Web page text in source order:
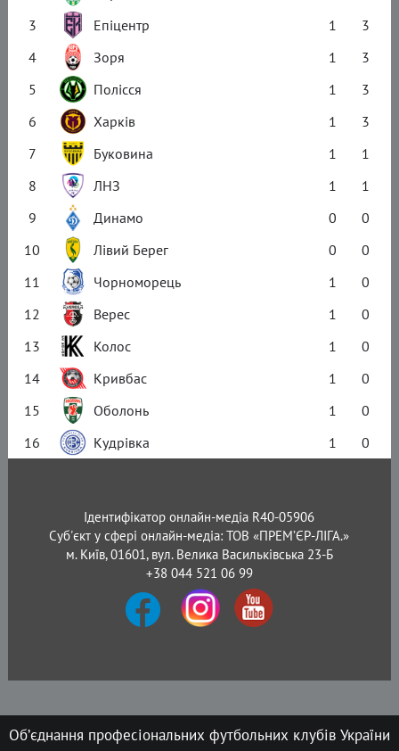
3
Епіцентр 1
3
4
Зоря 1
3
5
Полісся 1
3
6
Харків 1
3
7
Буковина 1
1
8
ЛНЗ 1
1
9
Динамо 0
0
10
Лівий Берег 0
0
11
Чорноморець 1
0
12
Верес 1
0
13
Колос 1
0
14
Кривбас 1
0
15
Оболонь 1
0
16
Кудрівка 1 0
Ідентифікатор онлайн-медіа R40-05906
Суб'єкт у сфері онлайн-медіа: ТОВ «ПРЕМ’ЄР-ЛІГА.»
м. Київ, 01601, вул. Велика Васильківська 23-Б
+38 044 521 06 99
Об’єднання професіональних футбольних клубів України